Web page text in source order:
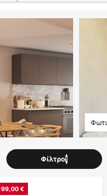
Φίλτρο1
99,00 €